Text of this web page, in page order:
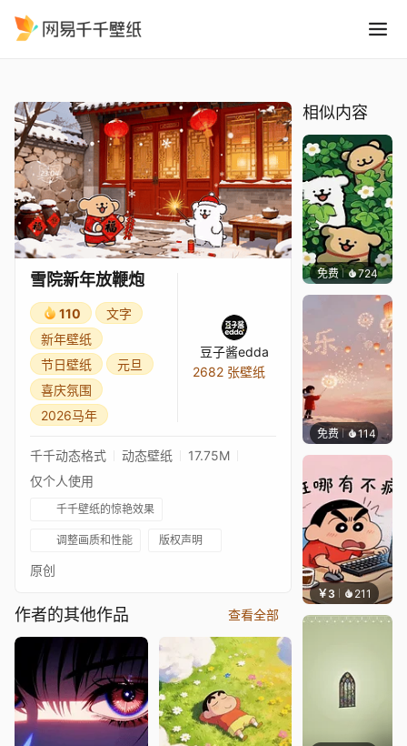
雪院新年放鞭炮
110
文字
新年壁纸
节日壁纸
元旦
喜庆氛围
2026马年
豆子酱edda
2682 张壁纸
千千动态格式 动态壁纸
17.75M
仅个人使用
千千壁纸的惊艳效果
调整画质和性能 版权声明
原创
作者的其他作品 查看全部
相似内容
免费 724渔小小
免费 114渔小小
￥3 211 渔小小